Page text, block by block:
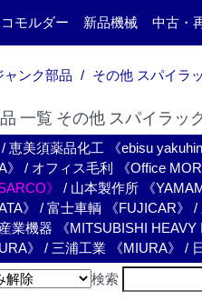
モルダー 新品機械 中古・
ャンク部品 その他 スパイラ
一覧 その他 スパイラッ
/ 恵美須薬品化工 《ebisu yakuhin
/ オフィス毛利 《Office
》
/ 山本製作所 《
》
/ 富士車輌 《FUJICAR》 /
業機器 《MITSUBISHI HEAVY
》
/ 三浦工業 《MIURA》 /
検索